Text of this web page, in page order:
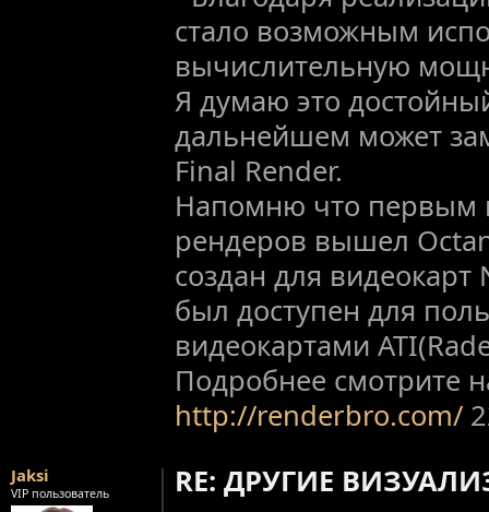
стало возможным
вычислительную
Я думаю это
дальнейшем может
Final Render.
Напомню что первым
рендеров вышел
создан для видеокарт
был доступен для
видеокартами
Подробнее смотрите
http://renderbro.com/
Jaksi
VIP пользователь
RE: ДРУГИЕ